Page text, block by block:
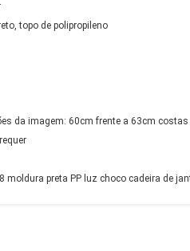
topo de polipropileno
da imagem: 60cm frente a 63cm
moldura preta PP luz choco cadeira de